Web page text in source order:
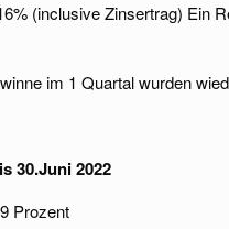
(inclusive Zinsertrag) Ein
im 1 Quartal wurden
30.Juni 2022